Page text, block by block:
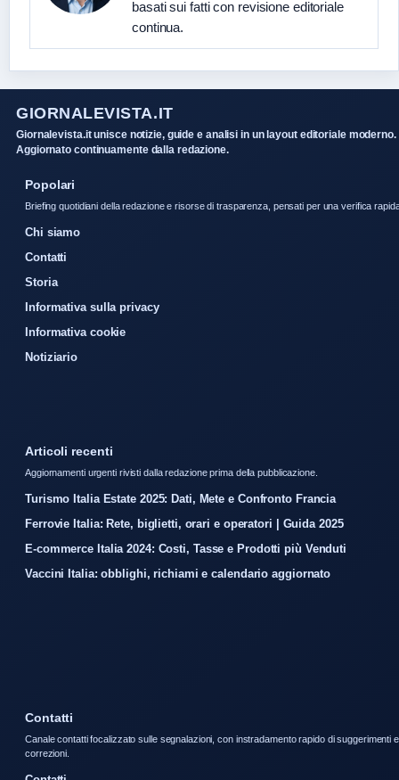
basati sui fatti con revisione editoriale
continua.
GIORNALEVISTA.IT
Giornalevista.it unisce notizie, guide e analisi in un layout editoriale moderno.
Aggiornato continuamente dalla redazione.
Popolari
Briefing quotidiani della redazione e risorse di trasparenza, pensati per una verifica
Chi siamo
Contatti
Storia
Informativa sulla privacy
Informativa cookie
Notiziario
Articoli recenti
Aggiornamenti urgenti rivisti dalla redazione prima della pubblicazione.
Turismo Italia Estate 2025: Dati, Mete e Confronto Francia
Ferrovie Italia: Rete, biglietti, orari e operatori | Guida 2025
E-commerce Italia 2024: Costi, Tasse e Prodotti più Venduti
Vaccini Italia: obblighi, richiami e calendario aggiornato
Contatti
Canale contatti focalizzato sulle segnalazioni, con instradamento rapido di suggerimenti e
correzioni.